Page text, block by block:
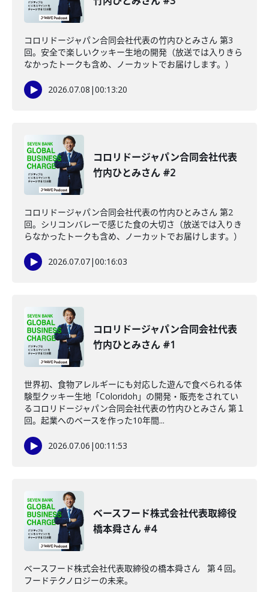
コロリドージャパン合同会社代表の竹内ひとみさん 第3
回。安全で楽しいクッキー生地の開発（放送では入りきら
なかったトークも含め、ノーカットでお届けします。）
2026.07.08 |00:13:20
コロリドージャパン合同会社代表
竹内ひとみさん #2
コロリドージャパン合同会社代表の竹内ひとみさん 第2
回。シリコンバレーで感じた食の大切さ（放送では入りき
らなかったトークも含め、ノーカットでお届けします。）
2026.07.07|00:16:03
コロリドージャパン合同会社代表
竹内ひとみさん #1
世界初、食物アレルギーにも対応した遊んで食べられる体
験型クッキー生地「Coloridoh」の開発・販売をされてい
るコロリドージャパン合同会社代表の竹内ひとみさん 第１
回。起業へのベースを作った10年間...
2026.07.06 |00:11:53
ベースフード株式会社代表取締役
橋本舜さん #4
ベースフード株式会社代表取締役の橋本舜さん 第４回。
フードテクノロジーの未来。